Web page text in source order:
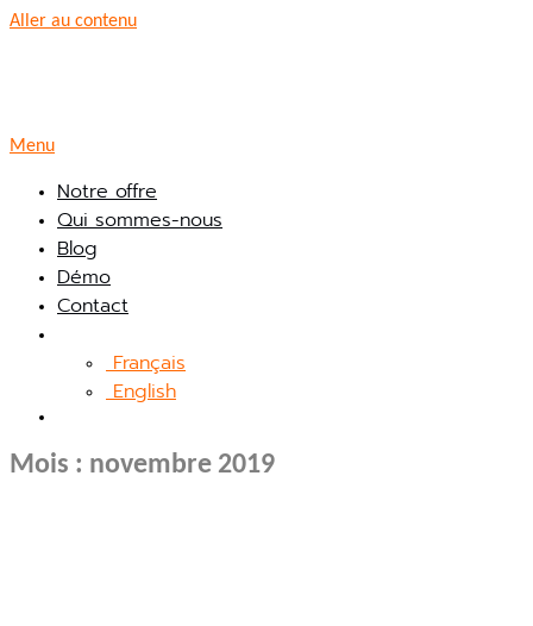
Aller au contenu
Menu
Notre offre
Qui sommes-nous
Blog
Démo
Contact
Français
English
Mois : novembre 2019